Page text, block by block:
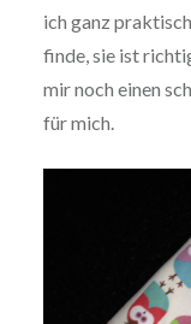
ich ganz
finde, sie ist
mir noch einen
für mich.